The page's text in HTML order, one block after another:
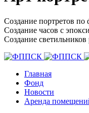
Создание портретов по
Создание часов с
Создание
Главная
Фонд
Новости
Аренда